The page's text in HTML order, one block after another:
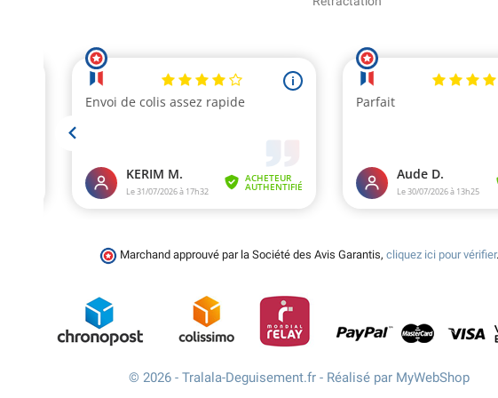
Marchand approuvé par la Société des Avis Garantis, cliquez ici pour vérifier.
© 2026 - Tralala-Deguisement.fr - Réalisé par MyWebShop